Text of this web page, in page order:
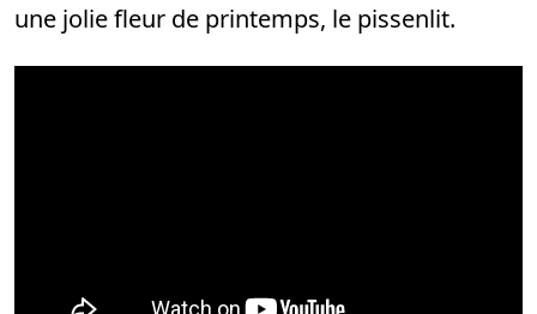
une jolie fleur de printemps, le pissenlit.